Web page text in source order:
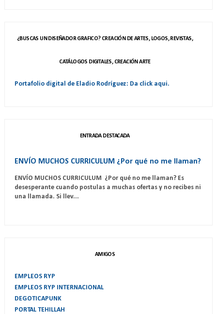
¿BUSCAS UN DISEÑADOR GRAFICO? CREACIÓN DE ARTES, LOGOS, REVISTAS,
CATÁLOGOS DIGITALES, CREACIÓN ARTE
Portafolio digital de Eladio Rodríguez: Da click aqui.
ENTRADA DESTACADA
ENVÍO MUCHOS CURRICULUM ¿Por qué no me llaman?
ENVÍO MUCHOS CURRICULUM ¿Por qué no me llaman? Es
desesperante cuando postulas a muchas ofertas y no recibes ni
una llamada. Si llev...
AMIGOS
EMPLEOS RYP
EMPLEOS RYP INTERNACIONAL
DEGOTICAPUNK
PORTAL TEHILLAH